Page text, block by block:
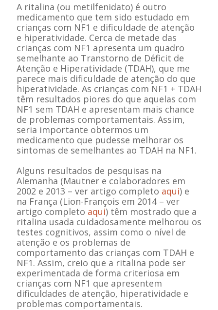
A ritalina (ou metilfenidato) é outro
medicamento que tem sido estudado em
crianças com NF1 e dificuldade de atenção
e hiperatividade. Cerca de metade das
crianças com NF1 apresenta um quadro
semelhante ao Transtorno de Déficit de
Atenção e Hiperatividade (TDAH), que me
parece mais dificuldade de atenção do que
hiperatividade. As crianças com NF1 + TDAH
têm resultados piores do que aquelas com
NF1 sem TDAH e apresentam mais chance
de problemas comportamentais. Assim,
seria importante obtermos um
medicamento que pudesse melhorar os
sintomas de semelhantes ao TDAH na NF1.
Alguns resultados de pesquisas na
Alemanha (Mautner e colaboradores em
2002 e 2013 – ver artigo completo aqui) e
na França (Lion-François em 2014 – ver
artigo completo aqui) têm mostrado que a
ritalina usada cuidadosamente melhorou os
testes cognitivos, assim como o nível de
atenção e os problemas de
comportamento das crianças com TDAH e
NF1. Assim, creio que a ritalina pode ser
experimentada de forma criteriosa em
crianças com NF1 que apresentem
dificuldades de atenção, hiperatividade e
problemas comportamentais.